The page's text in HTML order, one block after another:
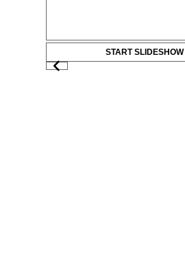
START SLIDESHOW